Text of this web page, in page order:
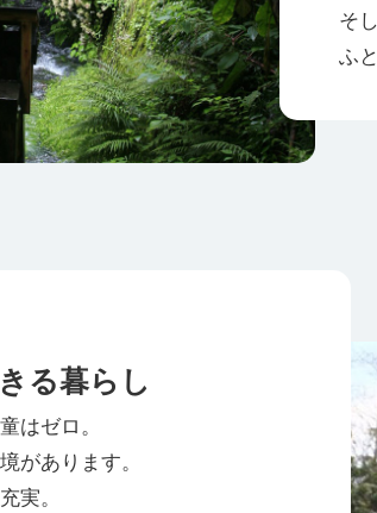
そ
ふ
る暮らし
はゼロ。
があります。
実。